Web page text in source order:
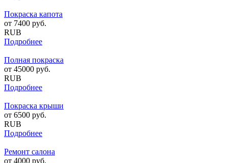
Покраска капота
от 7400 руб.
RUB
Подробнее
Полная покраска
от 45000 руб.
RUB
Подробнее
Покраска крыши
от 6500 руб.
RUB
Подробнее
Ремонт салона
от 4000 руб.